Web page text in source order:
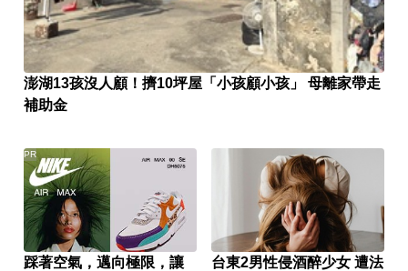
澎湖13孩沒人顧！擠10坪屋「小孩顧小孩」 母離家帶走
補助金
踩著空氣，邁向極限，讓
PR
台東2男性侵酒醉少女 遭法